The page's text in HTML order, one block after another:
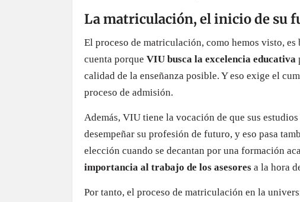
La matriculación, el inicio de su
El proceso de matriculación, como hemos visto,
cuenta porque VIU busca la excelencia educativa
calidad de la enseñanza posible. Y eso exige el
proceso de admisión.
Además, VIU tiene la vocación de que sus
desempeñar su profesión de futuro, y eso pasa
elección cuando se decantan por una formación
importancia al trabajo de los asesores a la hora
Por tanto, el proceso de matriculación en la